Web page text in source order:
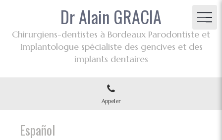
Dr Alain GRACIA
Chirurgiens-dentistes à Bordeaux Parodontiste et
Implantologue spécialiste des gencives et des
implants dentaires
Appeler
Español